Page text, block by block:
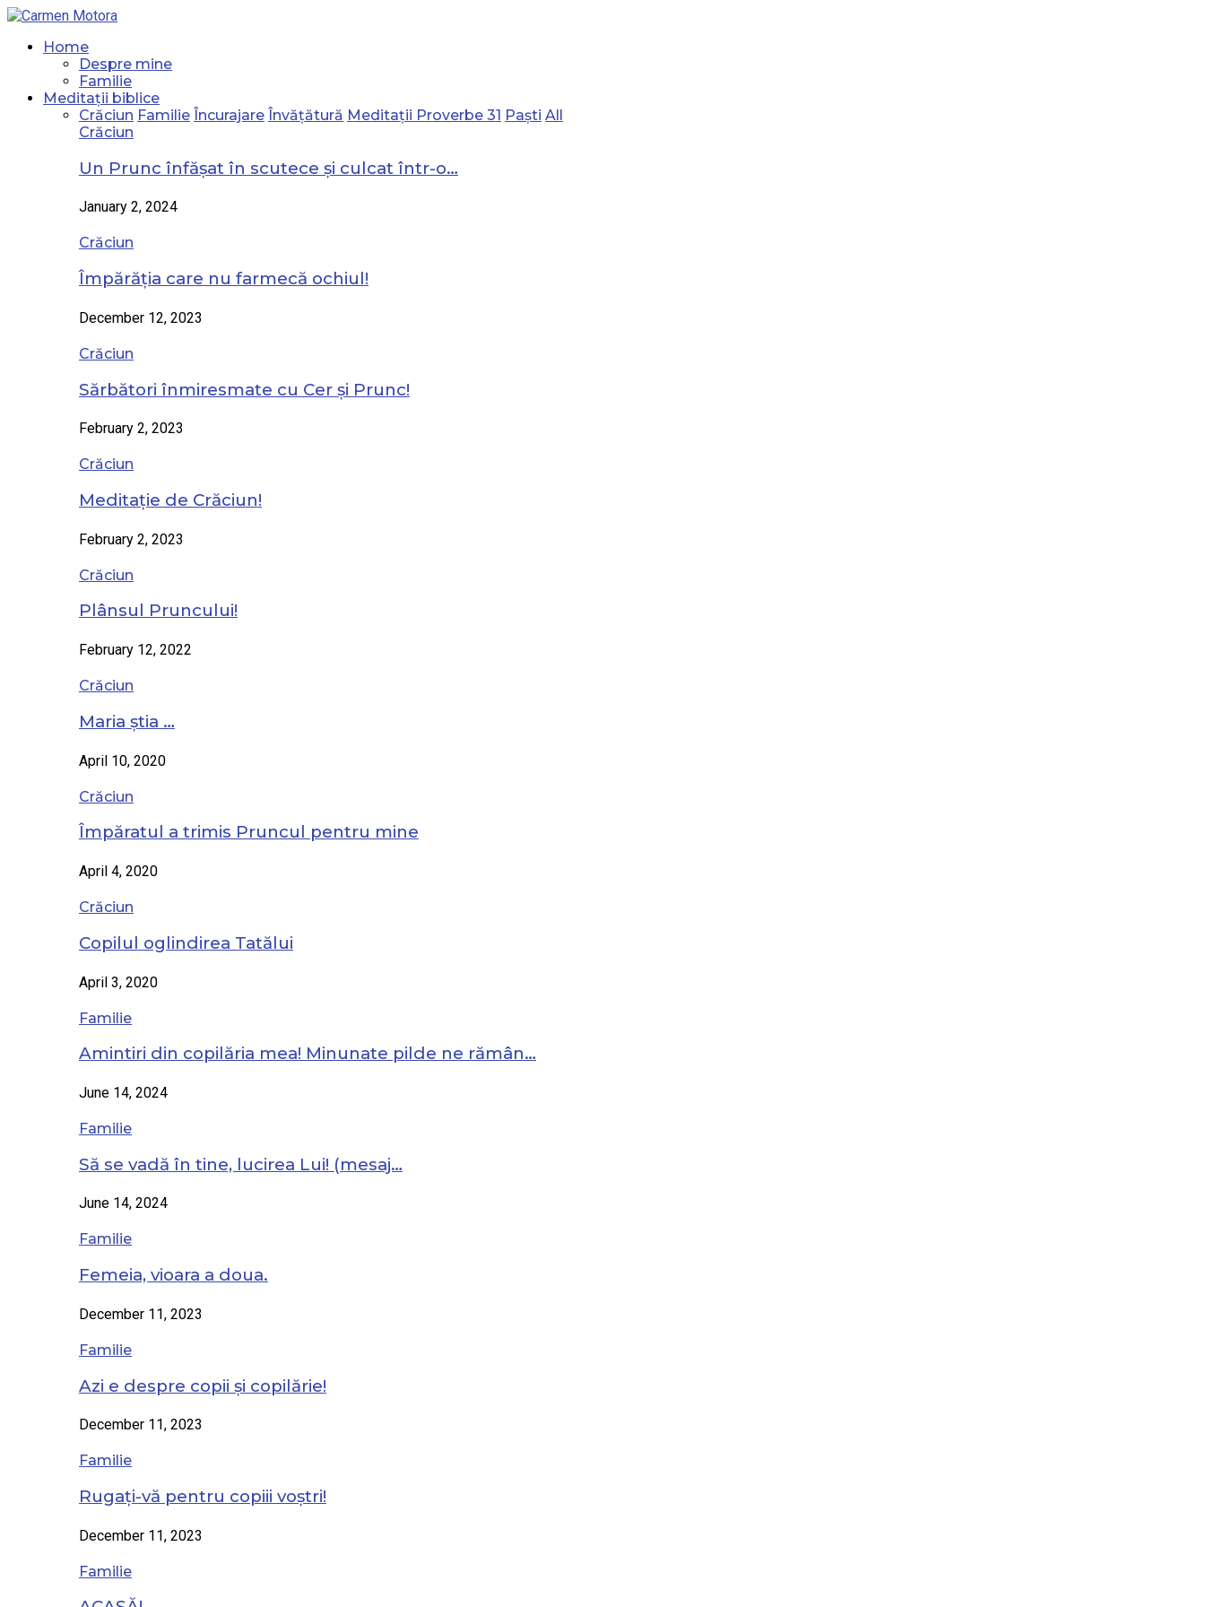
Home
Despre mine
Familie
Meditații biblice
Crăciun Familie Încurajare Învățătură Meditații Proverbe 31 Paști All
Crăciun
Un Prunc înfășat în scutece și culcat într-o…
January 2, 2024
Crăciun
Împărăția care nu farmecă ochiul!
December 12, 2023
Crăciun
Sărbători înmiresmate cu Cer și Prunc!
February 2, 2023
Crăciun
Meditație de Crăciun!
February 2, 2023
Crăciun
Plânsul Pruncului!
February 12, 2022
Crăciun
Maria știa …
April 10, 2020
Crăciun
Împăratul a trimis Pruncul pentru mine
April 4, 2020
Crăciun
Copilul oglindirea Tatălui
April 3, 2020
Familie
Amintiri din copilăria mea! Minunate pilde ne rămân…
June 14, 2024
Familie
Să se vadă în tine, lucirea Lui! (mesaj…
June 14, 2024
Familie
Femeia, vioara a doua.
December 11, 2023
Familie
Azi e despre copii și copilărie!
December 11, 2023
Familie
Rugați-vă pentru copiii voștri!
December 11, 2023
Familie